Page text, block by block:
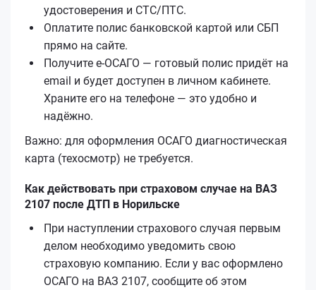
удостоверения и СТС/ПТС.
Оплатите полис банковской картой или СБП
прямо на сайте.
Получите е‑ОСАГО — готовый полис придёт на
email и будет доступен в личном кабинете.
Храните его на телефоне — это удобно и
надёжно.
Важно: для оформления ОСАГО диагностическая
карта (техосмотр) не требуется.
Как действовать при страховом случае на ВАЗ
2107 после ДТП в Норильске
При наступлении страхового случая первым
делом необходимо уведомить свою
страховую компанию. Если у вас оформлено
ОСАГО на ВАЗ 2107, сообщите об этом